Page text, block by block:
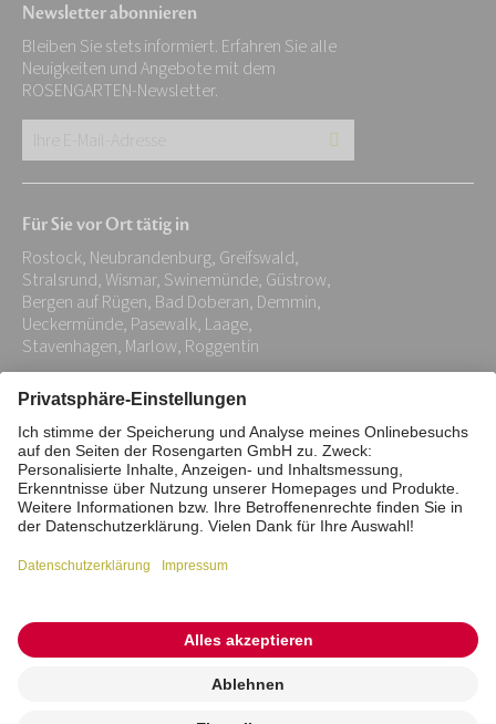
Newsletter abonnieren
Bleiben Sie stets informiert. Erfahren Sie alle
Neuigkeiten und Angebote mit dem
ROSENGARTEN-Newsletter.
Adresse:
*
Für Sie vor Ort tätig in
Rostock, Neubrandenburg, Greifswald,
Stralsrund, Wismar, Swinemünde, Güstrow,
Bergen auf Rügen, Bad Doberan, Demmin,
Ueckermünde, Pasewalk, Laage,
Stavenhagen, Marlow, Roggentin
Impressum Datenschutz
Stiftung
Interne Meldestelle
Zahlungsmittel
Barrierefreiheitserklärung
Vertrag widerrufen
© 2026 ROSENGARTEN-Tierbestattung